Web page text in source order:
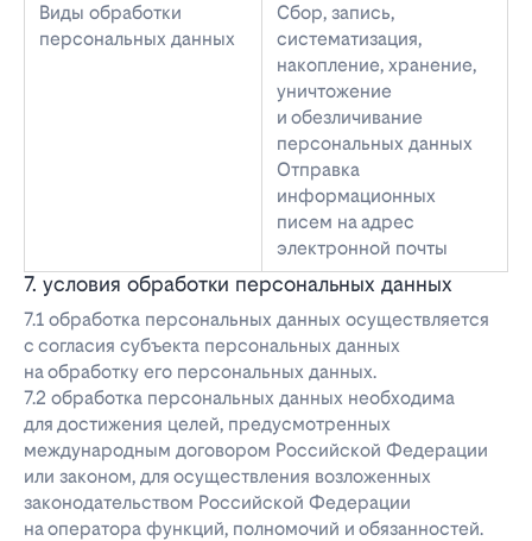
Виды обработки
персональных данных
Сбор, запись,
систематизация,
накопление, хранение,
уничтожение
и обезличивание
персональных данных
Отправка
информационных
писем на адрес
электронной почты
7. условия обработки персональных данных
7.1 обработка персональных данных осуществляется
с согласия субъекта персональных данных
на обработку его персональных данных.
7.2 обработка персональных данных необходима
для достижения целей, предусмотренных
международным договором Российской Федерации
или законом, для осуществления возложенных
законодательством Российской Федерации
на оператора функций, полномочий и обязанностей.